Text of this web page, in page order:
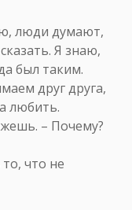
люди думают,
Я знаю,
был таким.
друг друга,
любить.
– Почему?
что не